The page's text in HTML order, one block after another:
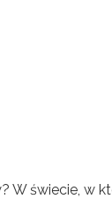
W świecie, w